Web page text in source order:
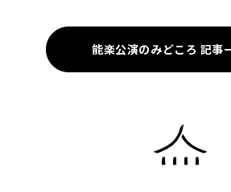
能楽公演のみどころ 記事